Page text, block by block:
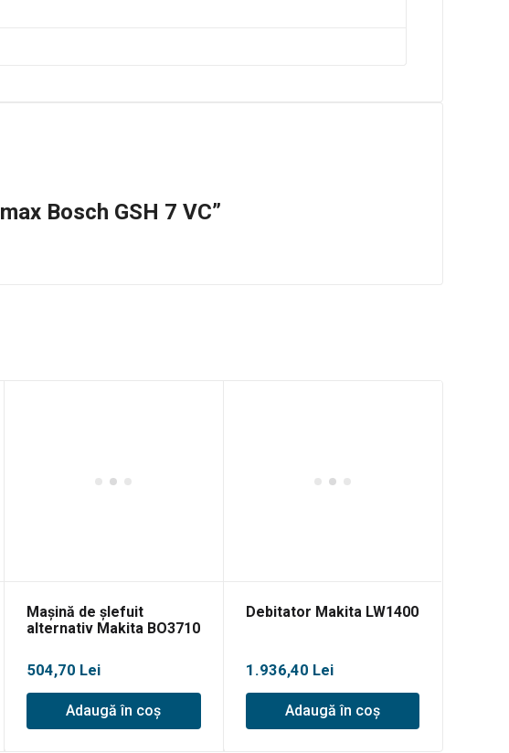
Bosch GSH 7 VC”
Mașină de șlefuit
alternativ Makita BO3710
504,70 Lei
Adaugă în coș
Debitator Makita LW1400
1.936,40 Lei
Adaugă în coș